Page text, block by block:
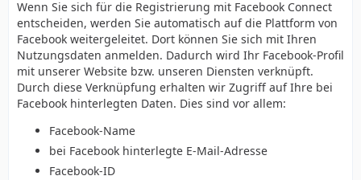
Wenn Sie sich für die Registrierung mit Facebook Connect
entscheiden, werden Sie automatisch auf die Plattform von
Facebook weitergeleitet. Dort können Sie sich mit Ihren
Nutzungsdaten anmelden. Dadurch wird Ihr Facebook-Profil
mit unserer Website bzw. unseren Diensten verknüpft.
Durch diese Verknüpfung erhalten wir Zugriff auf Ihre bei
Facebook hinterlegten Daten. Dies sind vor allem:
Facebook-Name
bei Facebook hinterlegte E-Mail-Adresse
Facebook-ID